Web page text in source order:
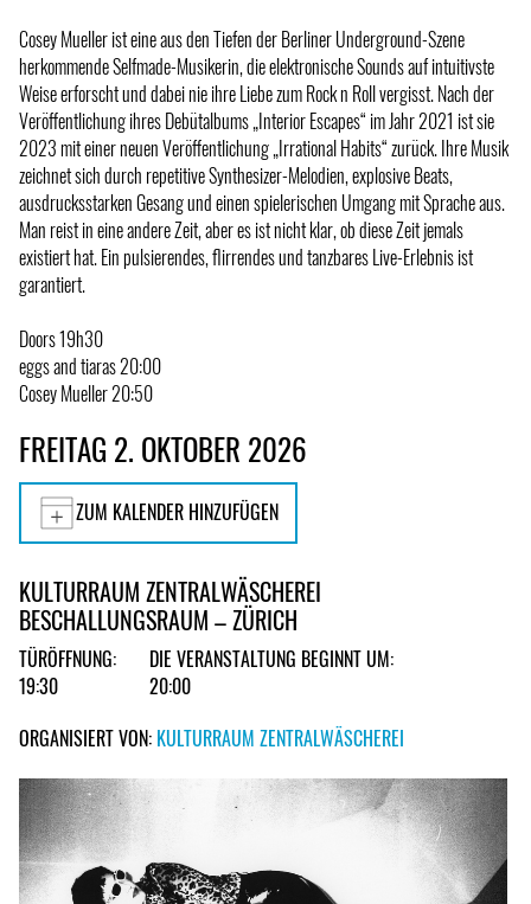
Cosey Mueller ist eine aus den Tiefen der Berliner Underground-Szene
herkommende Selfmade-Musikerin, die elektronische Sounds auf intuitivste
Weise erforscht und dabei nie ihre Liebe zum Rock n Roll vergisst. Nach der
Veröffentlichung ihres Debütalbums „Interior Escapes“ im Jahr 2021 ist sie
2023 mit einer neuen Veröffentlichung „Irrational Habits“ zurück. Ihre Musik
zeichnet sich durch repetitive Synthesizer-Melodien, explosive Beats,
ausdrucksstarken Gesang und einen spielerischen Umgang mit Sprache aus.
Man reist in eine andere Zeit, aber es ist nicht klar, ob diese Zeit jemals
existiert hat. Ein pulsierendes, flirrendes und tanzbares Live-Erlebnis ist
garantiert.
Doors 19h30
eggs and tiaras 20:00
Cosey Mueller 20:50
FREITAG 2. OKTOBER 2026
ZUM KALENDER HINZUFÜGEN
KULTURRAUM ZENTRALWÄSCHEREI
BESCHALLUNGSRAUM – ZÜRICH
TÜRÖFFNUNG:
19:30
DIE VERANSTALTUNG BEGINNT UM:
20:00
ORGANISIERT VON: KULTURRAUM ZENTRALWÄSCHEREI